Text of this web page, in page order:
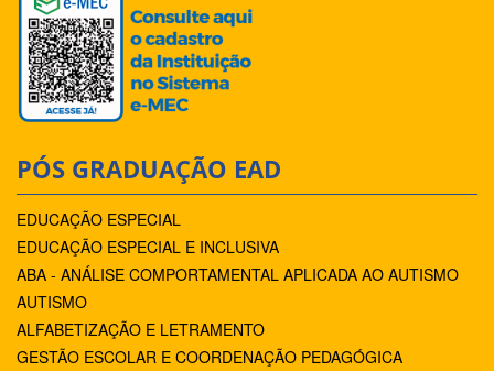
PÓS GRADUAÇÃO EAD
EDUCAÇÃO ESPECIAL
EDUCAÇÃO ESPECIAL E INCLUSIVA
ABA - ANÁLISE COMPORTAMENTAL APLICADA AO AUTISMO
AUTISMO
ALFABETIZAÇÃO E LETRAMENTO
GESTÃO ESCOLAR E COORDENAÇÃO PEDAGÓGICA